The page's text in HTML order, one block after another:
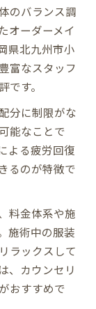
のバランス調
オーダーメイ
県北九州市小
富なスタッフ
す。
分に制限がな
能なことで
よる疲労回復
るのが特徴で
料金体系や施
施術中の服装
ラックスして
、カウンセリ
おすすめで